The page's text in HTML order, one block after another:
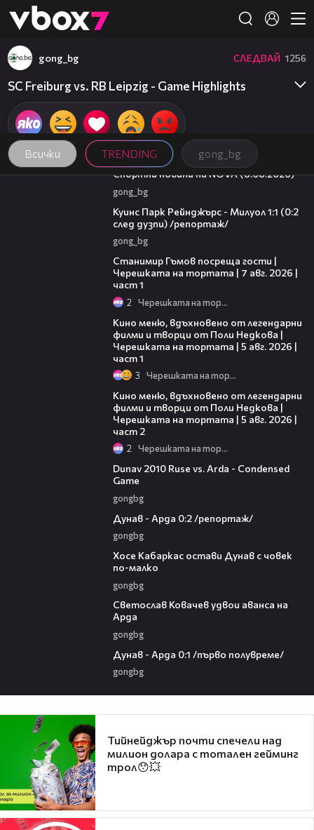
👾
Всички TRENDING gong_bg
gong_bg СЛЕДВАЙ 1256
SC Freiburg vs. RB Leipzig - Game Highlights
04:09
Спортни новини на NOVA (8.08.2026)
gong_bg
Куинс Парк Рейнджърс - Милуол 1:1 (0:2
след дузпи) /репортаж/
gong_bg
Станимир Гъмов посреща гости |
Черешката на тортата | 7 авг. 2026 |
част 1
2 Черешката на тортата
Кино меню, вдъхновено от легендарни
филми и творци от Поли Недкова |
Черешката на тортата | 5 авг. 2026 |
част 1
3 Черешката на тортата
Кино меню, вдъхновено от легендарни
филми и творци от Поли Недкова |
Черешката на тортата | 5 авг. 2026 |
част 2
2 Черешката на тортата
Dunav 2010 Ruse vs. Arda - Condensed
Game
gongbg
Дунав - Арда 0:2 /репортаж/
gongbg
Хосе Кабаркас остави Дунав с човек
по-малко
gongbg
Светослав Ковачев удвои аванса на
Арда
gongbg
Дунав - Арда 0:1 /първо полувреме/
gongbg
Тийнейджър почти спечели над
милион долара с тотален гейминг
трол😯💥